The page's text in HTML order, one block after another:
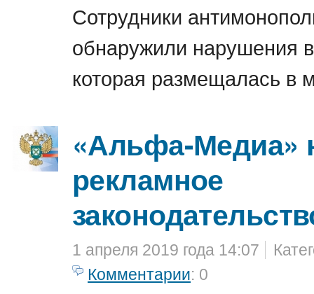
Сотрудники
обнаружили нарушения
которая размещалась в
«Альфа-Медиа»
рекламное
1 апреля 2019 года 14:07
Комментарии: 0